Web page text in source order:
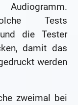
Tests
die Tester
damit das
werden
zweimal bei